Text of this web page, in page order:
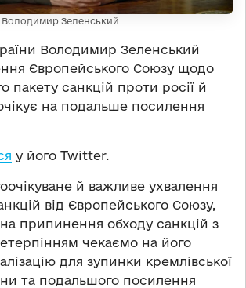
Володимир Зеленський
Володимир Зеленський
Європейського Союзу щодо
пакету санкцій проти росії й
на подальше посилення
у його Twitter.
й важливе ухвалення
від Європейського Союзу,
припинення обходу санкцій з
чекаємо на його
для зупинки кремлівської
та подальшого посилення